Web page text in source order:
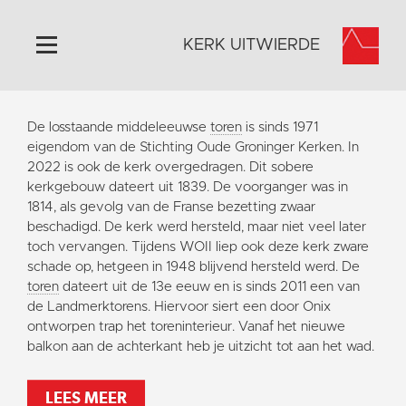
Home
Algemeen
Historie
Omgeving
Activiteiten
Doneer
Contact
Vaktaal
KERK UITWIERDE
De losstaande middeleeuwse toren is sinds 1971
eigendom van de Stichting Oude Groninger Kerken. In
2022 is ook de kerk overgedragen. Dit sobere
kerkgebouw dateert uit 1839. De voorganger was in
1814, als gevolg van de Franse bezetting zwaar
beschadigd. De kerk werd hersteld, maar niet veel later
toch vervangen. Tijdens WOII liep ook deze kerk zware
schade op, hetgeen in 1948 blijvend hersteld werd. De
toren dateert uit de 13e eeuw en is sinds 2011 een van
de Landmerktorens. Hiervoor siert een door Onix
ontworpen trap het toreninterieur. Vanaf het nieuwe
balkon aan de achterkant heb je uitzicht tot aan het wad.
LEES MEER